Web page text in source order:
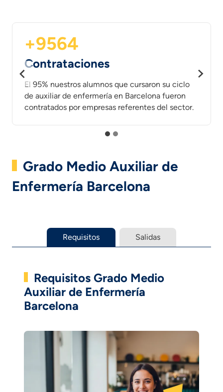
+9564
Contrataciones
El 95% nuestros alumnos que cursaron su ciclo
de auxiliar de enfermería en Barcelona fueron
contratados por empresas referentes del sector.
Grado Medio Auxiliar de
Enfermería Barcelona
Requisitos Salidas
Requisitos Grado Medio
Auxiliar de Enfermería
Barcelona